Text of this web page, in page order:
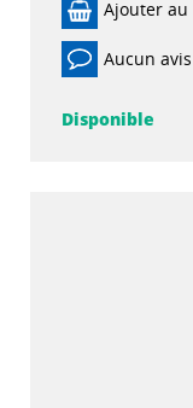
Ajouter
Aucun avis
Disponible